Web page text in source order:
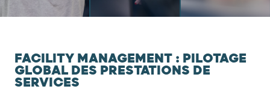
FACILITY MANAGEMENT : PILOTAGE
GLOBAL DES PRESTATIONS DE
SERVICES